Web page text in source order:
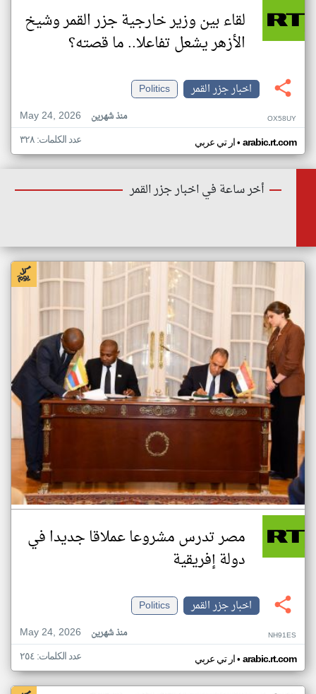
لقاء بين وزير خارجية جزر القمر وشيخ
الأزهر يشعل تفاعلا.. ما قصته؟
اخبار جزر القمر
Politics
May 24, 2026
منذ شهرين OX58UY
ار تي عربي• arabic.rt.com عدد الكلمات: ٣٢٨
أخر ساعة في اخبار جزر القمر
مصر تدرس مشروعا عملاقا جديدا في
دولة إفريقية
اخبار جزر القمر
Politics
May 24, 2026
منذ شهرين NH91ES
ار تي عربي• arabic.rt.com عدد الكلمات: ٢٥٤